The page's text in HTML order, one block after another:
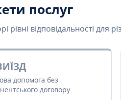
послуг
рівні відповідальності для
допомога без
договору.